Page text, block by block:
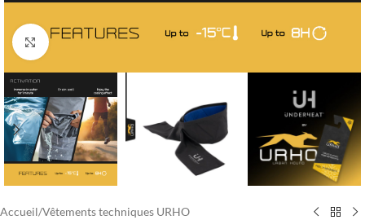
Click to enlarge
Accueil/Vêtements techniques URHO